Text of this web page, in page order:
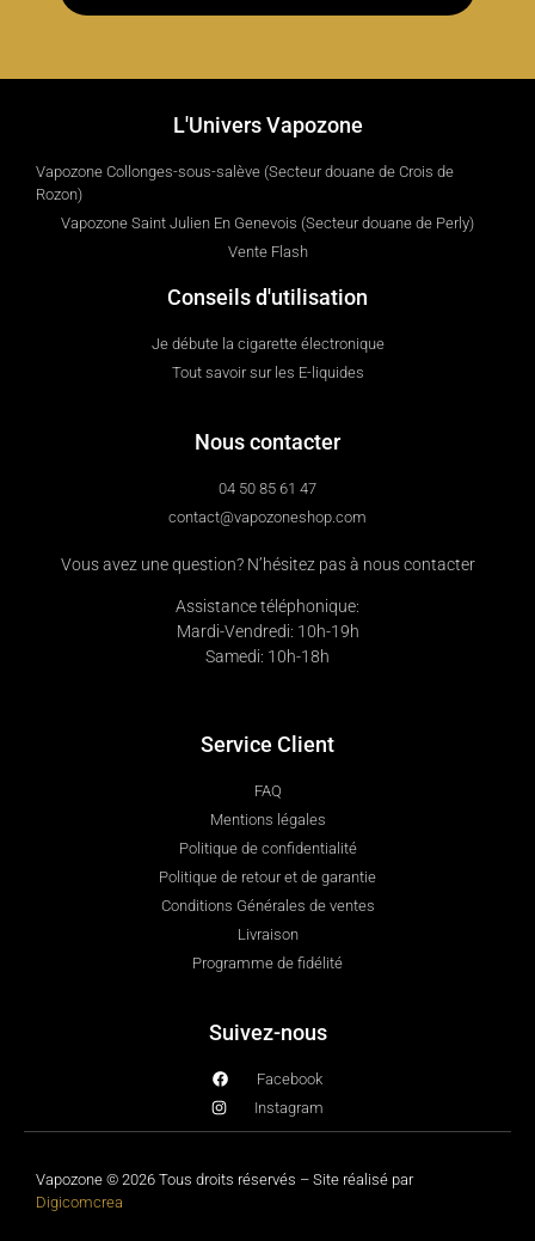
L'Univers Vapozone
Vapozone Collonges-sous-salève (Secteur douane de Crois de
Rozon)
Vapozone Saint Julien En Genevois (Secteur douane de Perly)
Vente Flash
Conseils d'utilisation
Je débute la cigarette électronique
Tout savoir sur les E-liquides
Nous contacter
04 50 85 61 47
contact@vapozoneshop.com
Vous avez une question? N’hésitez pas à nous contacter
Assistance téléphonique:
Mardi-Vendredi: 10h-19h
Samedi: 10h-18h
Service Client
FAQ
Mentions légales
Politique de confidentialité
Politique de retour et de garantie
Conditions Générales de ventes
Livraison
Programme de fidélité
Suivez-nous
Facebook
Instagram
Vapozone © 2026 Tous droits réservés – Site réalisé par
Digicomcrea